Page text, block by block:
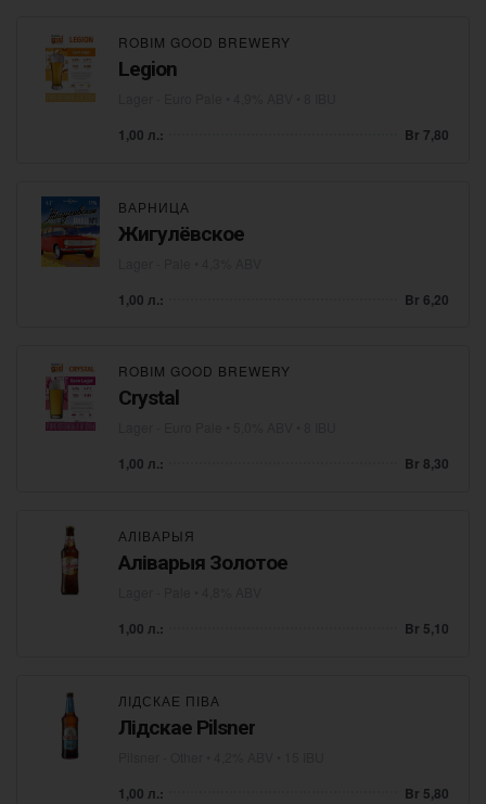
ROBIM GOOD BREWERY
Legion
1,00 л.: Br 7,80
ВАРНИЦА
Жигулёвское
1,00 л.: Br 6,20
ROBIM GOOD BREWERY
Crystal
1,00 л.: Br 8,30
АЛІВАРЫЯ
Аліварыя Золотое
1,00 л.: Br 5,10
ЛІДСКАЕ ПІВА
Лідскае Pilsner
1,00 л.: Br 5,80